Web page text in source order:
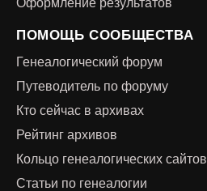
ПОМОЩЬ СООБЩЕСТВА
Генеалогический форум
Путеводитель по форуму
Кто сейчас в архивах
Рейтинг архивов
Кольцо генеалогических сайтов
Статьи по генеалогии